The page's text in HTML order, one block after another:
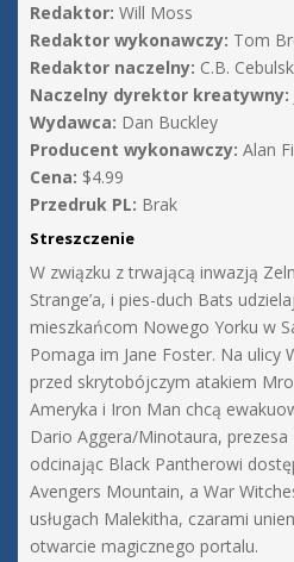
Redaktor: Will Moss
Redaktor wykonawczy: Tom
Redaktor naczelny: C.B.
Naczelny dyrektor kreatywny:
Wydawca: Dan Buckley
Producent wykonawczy: Alan
Cena: $4.99
Przedruk PL: Brak
Streszczenie
W związku z trwającą inwazją
Strange’a, i pies-duch Bats
mieszkańcom Nowego Yorku w
Pomaga im Jane Foster. Na ulicy
przed skrytobójczym atakiem
Ameryka i Iron Man chcą
Dario Aggera/Minotaura, prezesa
odcinając Black Pantherowi
Avengers Mountain, a War
usługach Malekitha, czarami
otwarcie magicznego portalu.